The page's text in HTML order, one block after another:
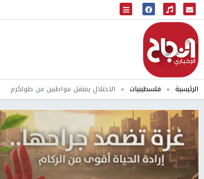
البث المباشر
إذاعة النجاح
الرئيسية فلسطينيات الاحتلال يعتقل مواطنين من طولكرم